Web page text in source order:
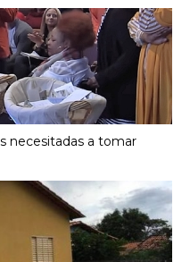
necesitadas a tomar